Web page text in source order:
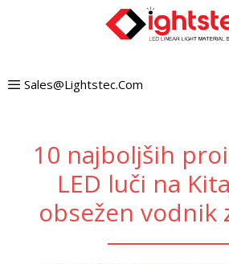
Sales@lightstec.com
10 najboljših
LED luči na
obsežen vodnik